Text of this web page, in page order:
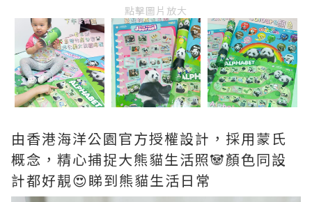
點擊圖片放大
由香港海洋公園官方授權設計，採用蒙氏
概念，精心捕捉大熊貓生活照🐼顏色同設
計都好靚😍睇到熊貓生活日常